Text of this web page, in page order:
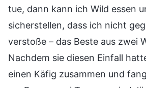
tue, dann kann ich Wild essen
sicherstellen, dass ich nicht
verstoße – das Beste aus zwei
Nachdem sie diesen Einfall
einen Käfig zusammen und